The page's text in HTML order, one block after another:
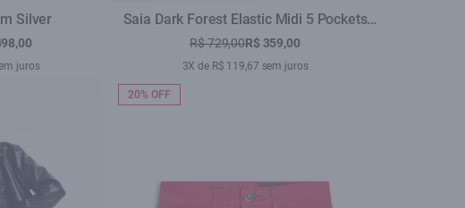
Silver
juros
Saia Dark Forest Elastic Midi 5 Pockets
Lav.Escuro
R$ 729,00R$ 359,00
3X de R$ 119,67 sem juros
20% OFF